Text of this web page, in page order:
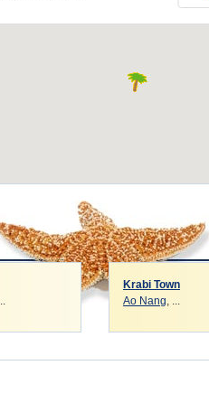
Krabi Town
Ao Nang, ...